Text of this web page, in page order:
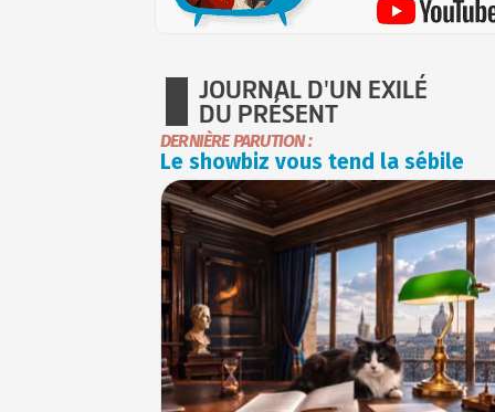
JOURNAL D'UN EXILÉ
DU PRÉSENT
DERNIÈRE PARUTION :
Le showbiz vous tend la sébile